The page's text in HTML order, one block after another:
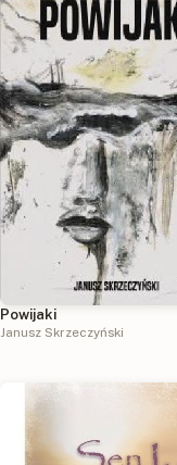
Powijaki
Janusz Skrzeczyński